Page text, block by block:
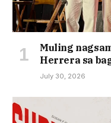
Muling
Herrera sa
July 30, 2026